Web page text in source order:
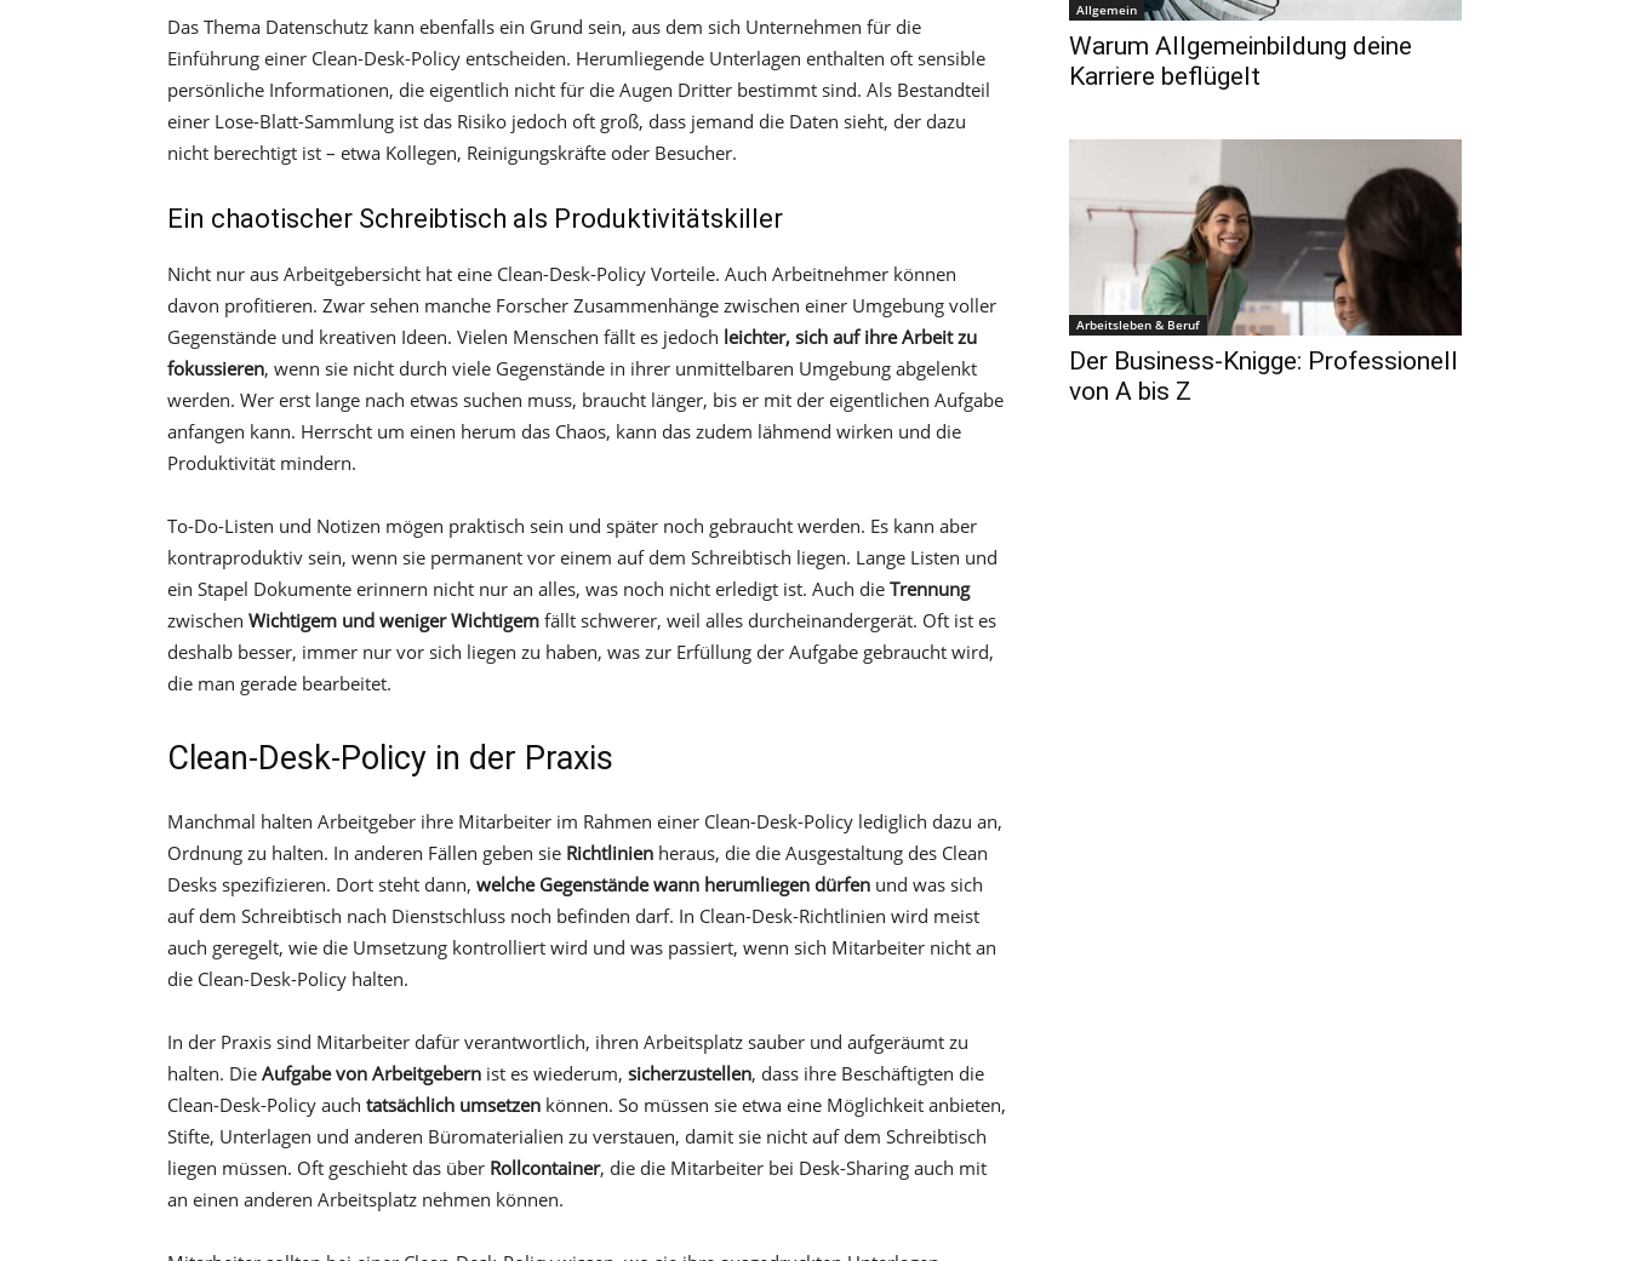
Das Thema Datenschutz kann ebenfalls ein Grund sein, aus dem sich Unternehmen für die
Einführung einer Clean-Desk-Policy entscheiden. Herumliegende Unterlagen enthalten oft sensible
persönliche Informationen, die eigentlich nicht für die Augen Dritter bestimmt sind. Als Bestandteil
einer Lose-Blatt-Sammlung ist das Risiko jedoch oft groß, dass jemand die Daten sieht, der dazu
nicht berechtigt ist – etwa Kollegen, Reinigungskräfte oder Besucher.
Ein chaotischer Schreibtisch als Produktivitätskiller
Nicht nur aus Arbeitgebersicht hat eine Clean-Desk-Policy Vorteile. Auch Arbeitnehmer können
davon profitieren. Zwar sehen manche Forscher Zusammenhänge zwischen einer Umgebung voller
Gegenstände und kreativen Ideen. Vielen Menschen fällt es jedoch leichter, sich auf ihre Arbeit zu
fokussieren, wenn sie nicht durch viele Gegenstände in ihrer unmittelbaren Umgebung abgelenkt
werden. Wer erst lange nach etwas suchen muss, braucht länger, bis er mit der eigentlichen Aufgabe
anfangen kann. Herrscht um einen herum das Chaos, kann das zudem lähmend wirken und die
Produktivität mindern.
To-Do-Listen und Notizen mögen praktisch sein und später noch gebraucht werden. Es kann aber
kontraproduktiv sein, wenn sie permanent vor einem auf dem Schreibtisch liegen. Lange Listen und
ein Stapel Dokumente erinnern nicht nur an alles, was noch nicht erledigt ist. Auch die Trennung
zwischen Wichtigem und weniger Wichtigem fällt schwerer, weil alles durcheinandergerät. Oft ist es
deshalb besser, immer nur vor sich liegen zu haben, was zur Erfüllung der Aufgabe gebraucht wird,
die man gerade bearbeitet.
Clean-Desk-Policy in der Praxis
Manchmal halten Arbeitgeber ihre Mitarbeiter im Rahmen einer Clean-Desk-Policy lediglich dazu an,
Ordnung zu halten. In anderen Fällen geben sie Richtlinien heraus, die die Ausgestaltung des Clean
Desks spezifizieren. Dort steht dann, welche Gegenstände wann herumliegen dürfen und was sich
auf dem Schreibtisch nach Dienstschluss noch befinden darf. In Clean-Desk-Richtlinien wird meist
auch geregelt, wie die Umsetzung kontrolliert wird und was passiert, wenn sich Mitarbeiter nicht an
die Clean-Desk-Policy halten.
In der Praxis sind Mitarbeiter dafür verantwortlich, ihren Arbeitsplatz sauber und aufgeräumt zu
halten. Die Aufgabe von Arbeitgebern ist es wiederum, sicherzustellen, dass ihre Beschäftigten die
Clean-Desk-Policy auch tatsächlich umsetzen können. So müssen sie etwa eine Möglichkeit anbieten,
Stifte, Unterlagen und anderen Büromaterialien zu verstauen, damit sie nicht auf dem Schreibtisch
liegen müssen. Oft geschieht das über Rollcontainer, die die Mitarbeiter bei Desk-Sharing auch mit
an einen anderen Arbeitsplatz nehmen können.
Allgemein
Warum Allgemeinbildung deine
Karriere beflügelt
Arbeitsleben & Beruf
Der Business-Knigge: Professionell
von A bis Z